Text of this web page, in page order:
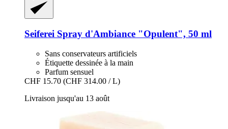
Seiferei Spray d'Ambiance "Opulent", 50 ml
Sans conservateurs artificiels
Étiquette dessinée à la main
Parfum sensuel
CHF 15.70 (CHF 314.00 / L)
Livraison jusqu'au 13 août